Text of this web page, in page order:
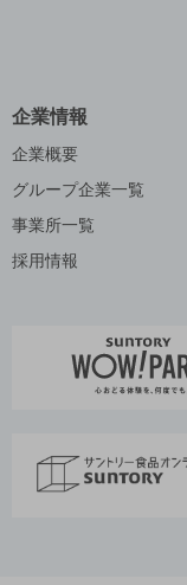
企業情報
企業概要
グループ企業一覧
事業所一覧
採用情報